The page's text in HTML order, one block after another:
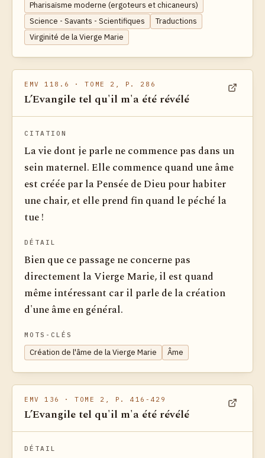
Pharisaïsme moderne (ergoteurs et chicaneurs)
Science - Savants - Scientifiques
Traductions
Virginité de la Vierge Marie
EMV 118.6 · TOME 2, P. 286
L’Evangile tel qu'il m'a été révélé
CITATION
La vie dont je parle ne commence pas dans un
sein maternel. Elle commence quand une âme
est créée par la Pensée de Dieu pour habiter
une chair, et elle prend fin quand le péché la
tue !
DÉTAIL
Bien que ce passage ne concerne pas
directement la Vierge Marie, il est quand
même intéressant car il parle de la création
d'une âme en général.
MOTS-CLÉS
Création de l'âme de la Vierge Marie Âme
EMV 136 · TOME 2, P. 416-429
L’Evangile tel qu'il m'a été révélé
DÉTAIL